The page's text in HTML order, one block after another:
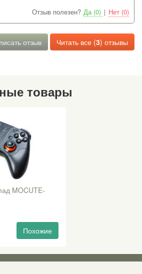
Отзыв полезен? Да (0) | Нет (0)
отзыв Читать все (3) отзывы
товары
MOCUTE-
Похожие